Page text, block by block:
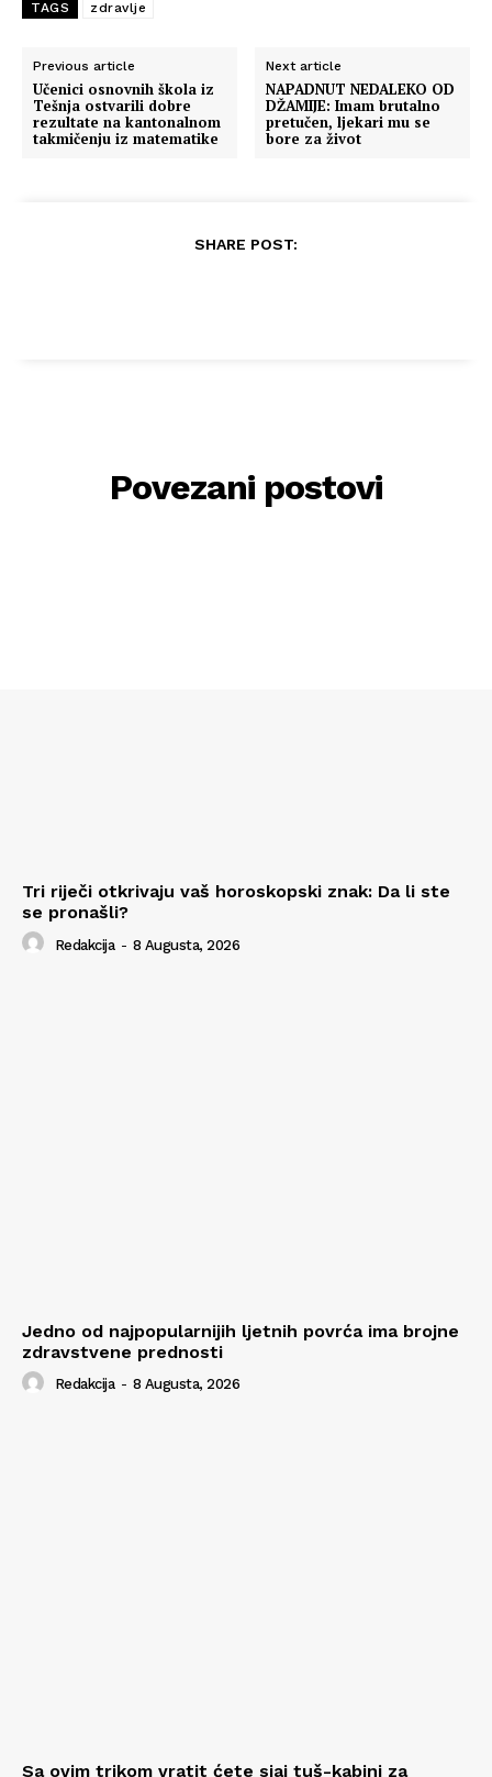
TAGS zdravlje
Previous article
Učenici osnovnih škola iz
Tešnja ostvarili dobre
rezultate na kantonalnom
takmičenju iz matematike
Next article
NAPADNUT NEDALEKO OD
DŽAMIJE: Imam brutalno
pretučen, ljekari mu se
bore za život
SHARE POST:
Povezani postovi
Tri riječi otkrivaju vaš horoskopski znak: Da li ste
se pronašli?
Redakcija - 8 Augusta, 2026
Jedno od najpopularnijih ljetnih povrća ima brojne
zdravstvene prednosti
Redakcija - 8 Augusta, 2026
Sa ovim trikom vratit ćete sjaj tuš-kabini za